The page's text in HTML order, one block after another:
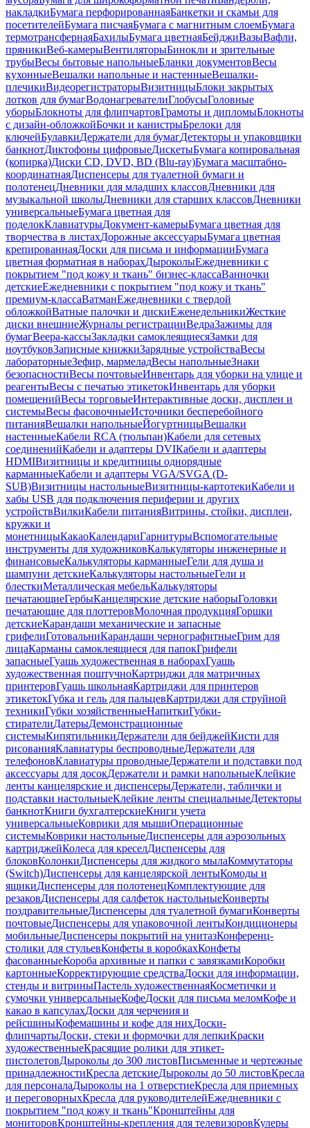
накладкиБумага перфорированнаяБанкетки и скамьи для
посетителейБумага писчаяБумага с магнитным слоемБумага
термотрансфернаяБахилыБумага цветнаяБейджиВазыВафли,
пряникиВеб-камерыВентиляторыБинокли и зрительные
трубыВесы бытовые напольныеБланки документовВесы
кухонныеВешалки напольные и настенныеВешалки-
плечикиВидеорегистраторыВизитницыБлоки закрытых
лотков для бумагВодонагревателиГлобусыГоловные
уборыБлокноты для флипчартовГрамоты и дипломыБлокноты
с дизайн-обложкойБочки и канистрыБрелоки для
ключейБулавкиДержатели для бумагДетекторы и упаковщики
банкнотДиктофоны цифровыеДискетыБумага копировальная
(копирка)Диски CD, DVD, BD (Blu-ray)Бумага масштабно-
координатнаяДиспенсеры для туалетной бумаги и
полотенецДневники для младших классовДневники для
музыкальной школыДневники для старших классовДневники
универсальныеБумага цветная для
поделокКлавиатурыДокумент-камерыБумага цветная для
творчества в листахДорожные аксессуарыБумага цветная
крепированнаяДоски для письма и информацииБумага
цветная форматная в наборахДыроколыЕжедневники с
покрытием "под кожу и ткань" бизнес-классаВанночки
детскиеЕжедневники с покрытием "под кожу и ткань"
премиум-классаВатманЕжедневники с твердой
обложкойВатные палочки и дискиЕженедельникиЖесткие
диски внешниеЖурналы регистрацииВедраЗажимы для
бумагВеера-кассыЗакладки самоклеящиесяЗамки для
ноутбуковЗаписные книжкиЗарядные устройстваВесы
лабораторныеЗефир, мармеладВесы напольныеЗнаки
безопасностиВесы почтовыеИнвентарь для уборки на улице и
реагентыВесы с печатью этикетокИнвентарь для уборки
помещенийВесы торговыеИнтерактивные доски, дисплеи и
системыВесы фасовочныеИсточники бесперебойного
питанияВешалки напольныеЙогуртницыВешалки
настенныеКабели RCA (тюльпан)Кабели для сетевых
соединенийКабели и адаптеры DVIКабели и адаптеры
HDMIВизитницы и кредитницы однорядные
карманныеКабели и адаптеры VGA/SVGA (D-
SUB)Визитницы настольныеВизитницы-картотекиКабели и
хабы USB для подключения периферии и других
устройствВилкиКабели питанияВитрины, стойки, дисплеи,
кружки и
монетницыКакаоКалендариГарнитурыВспомогательные
инструменты для художниковКалькуляторы инженерные и
финансовыеКалькуляторы карманныеГели для душа и
шампуни детскиеКалькуляторы настольныеГели и
блесткиМеталлическая мебельКалькуляторы
печатающиеГербыКанцелярские детские наборыГоловки
печатающие для плоттеровМолочная продукцияГоршки
детскиеКарандаши механические и запасные
грифелиГотовальниКарандаши чернографитныеГрим для
лицаКарманы самоклеящиеся для папокГрифели
запасныеГуашь художественная в наборахГуашь
художественная поштучноКартриджи для матричных
принтеровГуашь школьнаяКартриджи для принтеров
этикетокГубка и гель для пальцевКартриджи для струйной
техникиГубки хозяйственныеНапиткиГубки-
стирателиДатерыДемонстрационные
системыКипятильникиДержатели для бейджейКисти для
рисованияКлавиатуры беспроводныеДержатели для
телефоновКлавиатуры проводныеДержатели и подставки под
аксессуары для досокДержатели и рамки напольныеКлейкие
ленты канцелярские и диспенсерыДержатели, таблички и
подставки настольныеКлейкие ленты специальныеДетекторы
банкнотКниги бухгалтерскиеКниги учета
универсальныеКоврики для мышиОперационные
системыКоврики настольныеДиспенсеры для аэрозольных
картриджейКолеса для креселДиспенсеры для
блоковКолонкиДиспенсеры для жидкого мылаКоммутаторы
(Switch)Диспенсеры для канцелярской лентыКомоды и
ящикиДиспенсеры для полотенецКомплектующие для
резаковДиспенсеры для салфеток настольныеКонверты
поздравительныеДиспенсеры для туалетной бумагиКонверты
почтовыеДиспенсеры для упаковочной лентыКондиционеры
мобильныеДиспенсеры покрытий на унитазКонференц-
столики для стульевКонфеты в коробкахКонфеты
фасованныеКороба архивные и папки с завязкамиКоробки
картонныеКорректирующие средстваДоски для информации,
стенды и витриныПастель художественнаяКосметички и
сумочки универсальныеКофеДоски для письма меломКофе и
какао в капсулахДоски для черчения и
рейсшиныКофемашины и кофе для нихДоски-
флипчартыДоски, стеки и формочки для лепкиКраски
художественныеКрасящие ролики для этикет-
пистолетовДыроколы до 300 листовПисьменные и чертежные
принадлежностиКресла детскиеДыроколы до 50 листовКресла
для персоналаДыроколы на 1 отверстиеКресла для приемных
и переговорныхКресла для руководителейЕжедневники с
покрытием "под кожу и ткань"Кронштейны для
мониторовКронштейны-крепления для телевизоровКулеры